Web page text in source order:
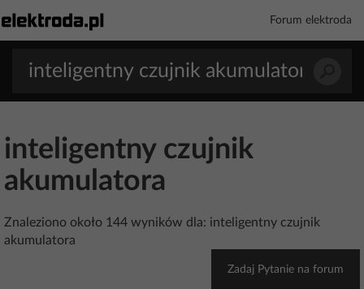
Forum elektroda
inteligentny czujnik
akumulatora
Znaleziono około 144 wyników dla: inteligentny czujnik
akumulatora
Zadaj Pytanie na forum